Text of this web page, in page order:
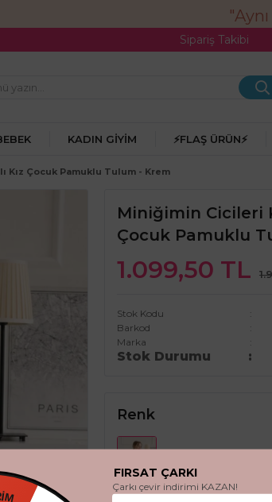
Sipariş Takibi
KADIN GIYIM ⚡FLAŞ ÜRÜN⚡
Kız Çocuk Pamuklu Tulum - Krem
Miniğimin Cicileri
Çocuk Pamuklu
1.099,50 TL
Stok Kodu
Barkod
Marka
Stok Durumu
Renk
FIRSAT ÇARKI
Çarkı çevir indirimi KAZAN!